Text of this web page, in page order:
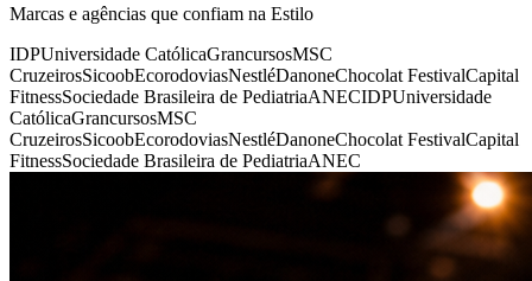
Marcas e agências que confiam na Estilo
IDPUniversidade CatólicaGrancursosMSC
CruzeirosSicoobEcorodoviasNestléDanoneChocolat FestivalCapital
FitnessSociedade Brasileira de PediatriaANECIDPUniversidade
CatólicaGrancursosMSC
CruzeirosSicoobEcorodoviasNestléDanoneChocolat FestivalCapital
FitnessSociedade Brasileira de PediatriaANEC